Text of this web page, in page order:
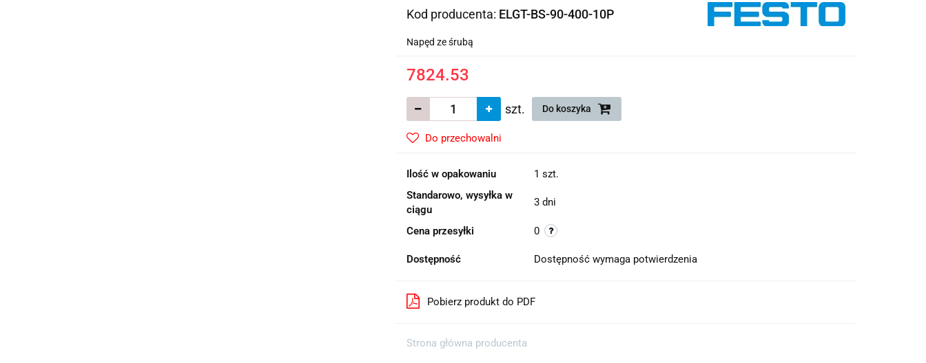
Kod producenta: ELGT-BS-90-400-10P
Napęd ze śrubą
7824.53
szt. Do koszyka
Do przechowalni
Ilość w opakowaniu
1 szt.
Standarowo, wysyłka w
ciągu
3 dni
Cena przesyłki 0
Dostępność Dostępność wymaga potwierdzenia
Pobierz produkt do PDF
Strona główna producenta